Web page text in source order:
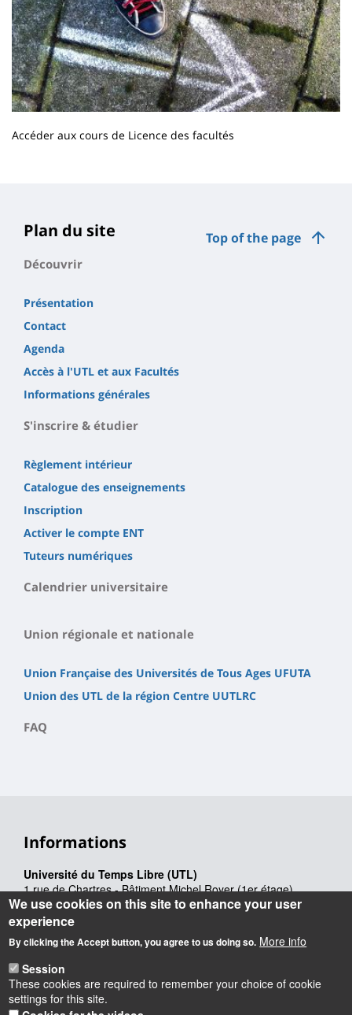
Accéder aux cours de Licence des facultés
page
principale
Top of the page
Plan du site
Découvrir
Présentation
Contact
Agenda
Accès à l'UTL et aux Facultés
Informations générales
S'inscrire & étudier
Règlement intérieur
Catalogue des enseignements
Inscription
Activer le compte ENT
Tuteurs numériques
Calendrier universitaire
Union régionale et nationale
Union Française des Universités de Tous Ages UFUTA
Union des UTL de la région Centre UUTLRC
FAQ
Informations
Université du Temps Libre (UTL)
1 rue de Chartres - Bâtiment Michel Royer (1er étage)
BP 6759 - 45067 Orléans cedex 2
Téléphone : 02 38 41 71 77
Latitude: 47.8462248
Longitude: 1.9338402
We use cookies on this site to enhance your user
experience
By clicking the Accept button, you agree to us doing so. More info
Session
These cookies are required to remember your choice of cookie
settings for this site.